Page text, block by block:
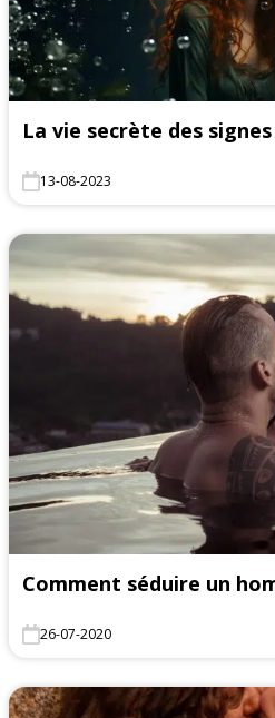
La vie secrète des signes
13-08-2023
Comment séduire un
26-07-2020